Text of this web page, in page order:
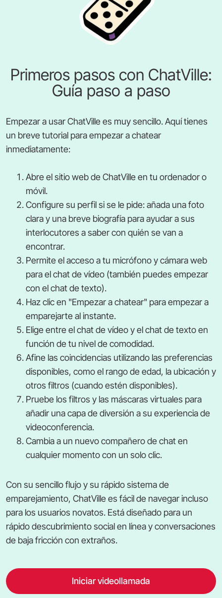
Primeros pasos con ChatVille:
Guía paso a paso
Empezar a usar ChatVille es muy sencillo. Aquí tienes
un breve tutorial para empezar a chatear
inmediatamente:
Abre el sitio web de ChatVille en tu ordenador o
móvil.
Configure su perfil si se le pide: añada una foto
clara y una breve biografía para ayudar a sus
interlocutores a saber con quién se van a
encontrar.
Permite el acceso a tu micrófono y cámara web
para el chat de vídeo (también puedes empezar
con el chat de texto).
Haz clic en "Empezar a chatear" para empezar a
emparejarte al instante.
Elige entre el chat de vídeo y el chat de texto en
función de tu nivel de comodidad.
Afine las coincidencias utilizando las preferencias
disponibles, como el rango de edad, la ubicación y
otros filtros (cuando estén disponibles).
Pruebe los filtros y las máscaras virtuales para
añadir una capa de diversión a su experiencia de
videoconferencia.
Cambia a un nuevo compañero de chat en
cualquier momento con un solo clic.
Con su sencillo flujo y su rápido sistema de
emparejamiento, ChatVille es fácil de navegar incluso
para los usuarios novatos. Está diseñado para un
rápido descubrimiento social en línea y conversaciones
de baja fricción con extraños.
Iniciar videollamada